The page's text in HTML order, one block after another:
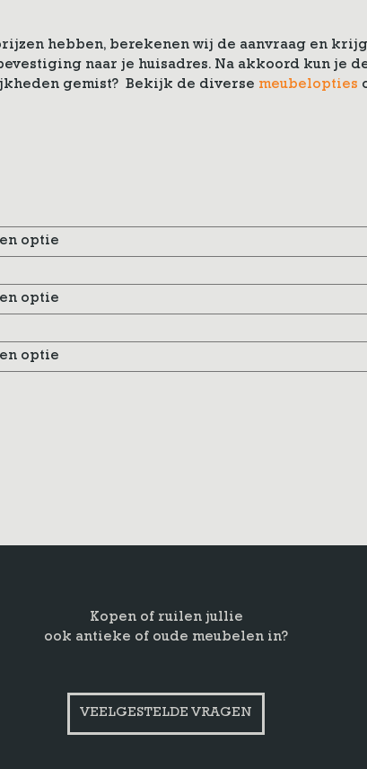
hebben, berekenen wij de aanvraag en
naar je huisadres. Na akkoord kun je
gemist? Bekijk de diverse meubelopties
Kopen of ruilen jullie
ook antieke of oude meubelen in?
VEELGESTELDE VRAGEN